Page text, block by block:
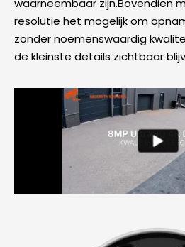
waarneembaar zijn.Bovendien
resolutie het mogelijk om
zonder noemenswaardig
de kleinste details zichtbaar